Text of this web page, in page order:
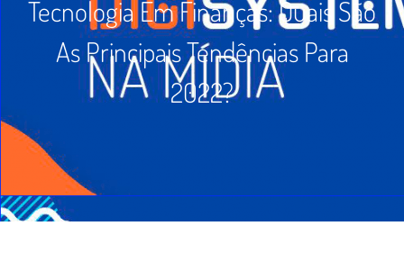
Tecnologia Em Finanças: Quais São
As Principais Tendências Para
2022?